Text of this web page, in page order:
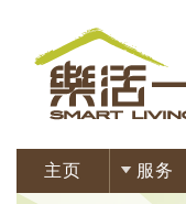
主页 服务